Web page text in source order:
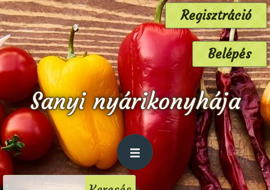
Regisztráció
Belépés
Sanyi nyárikonyhája